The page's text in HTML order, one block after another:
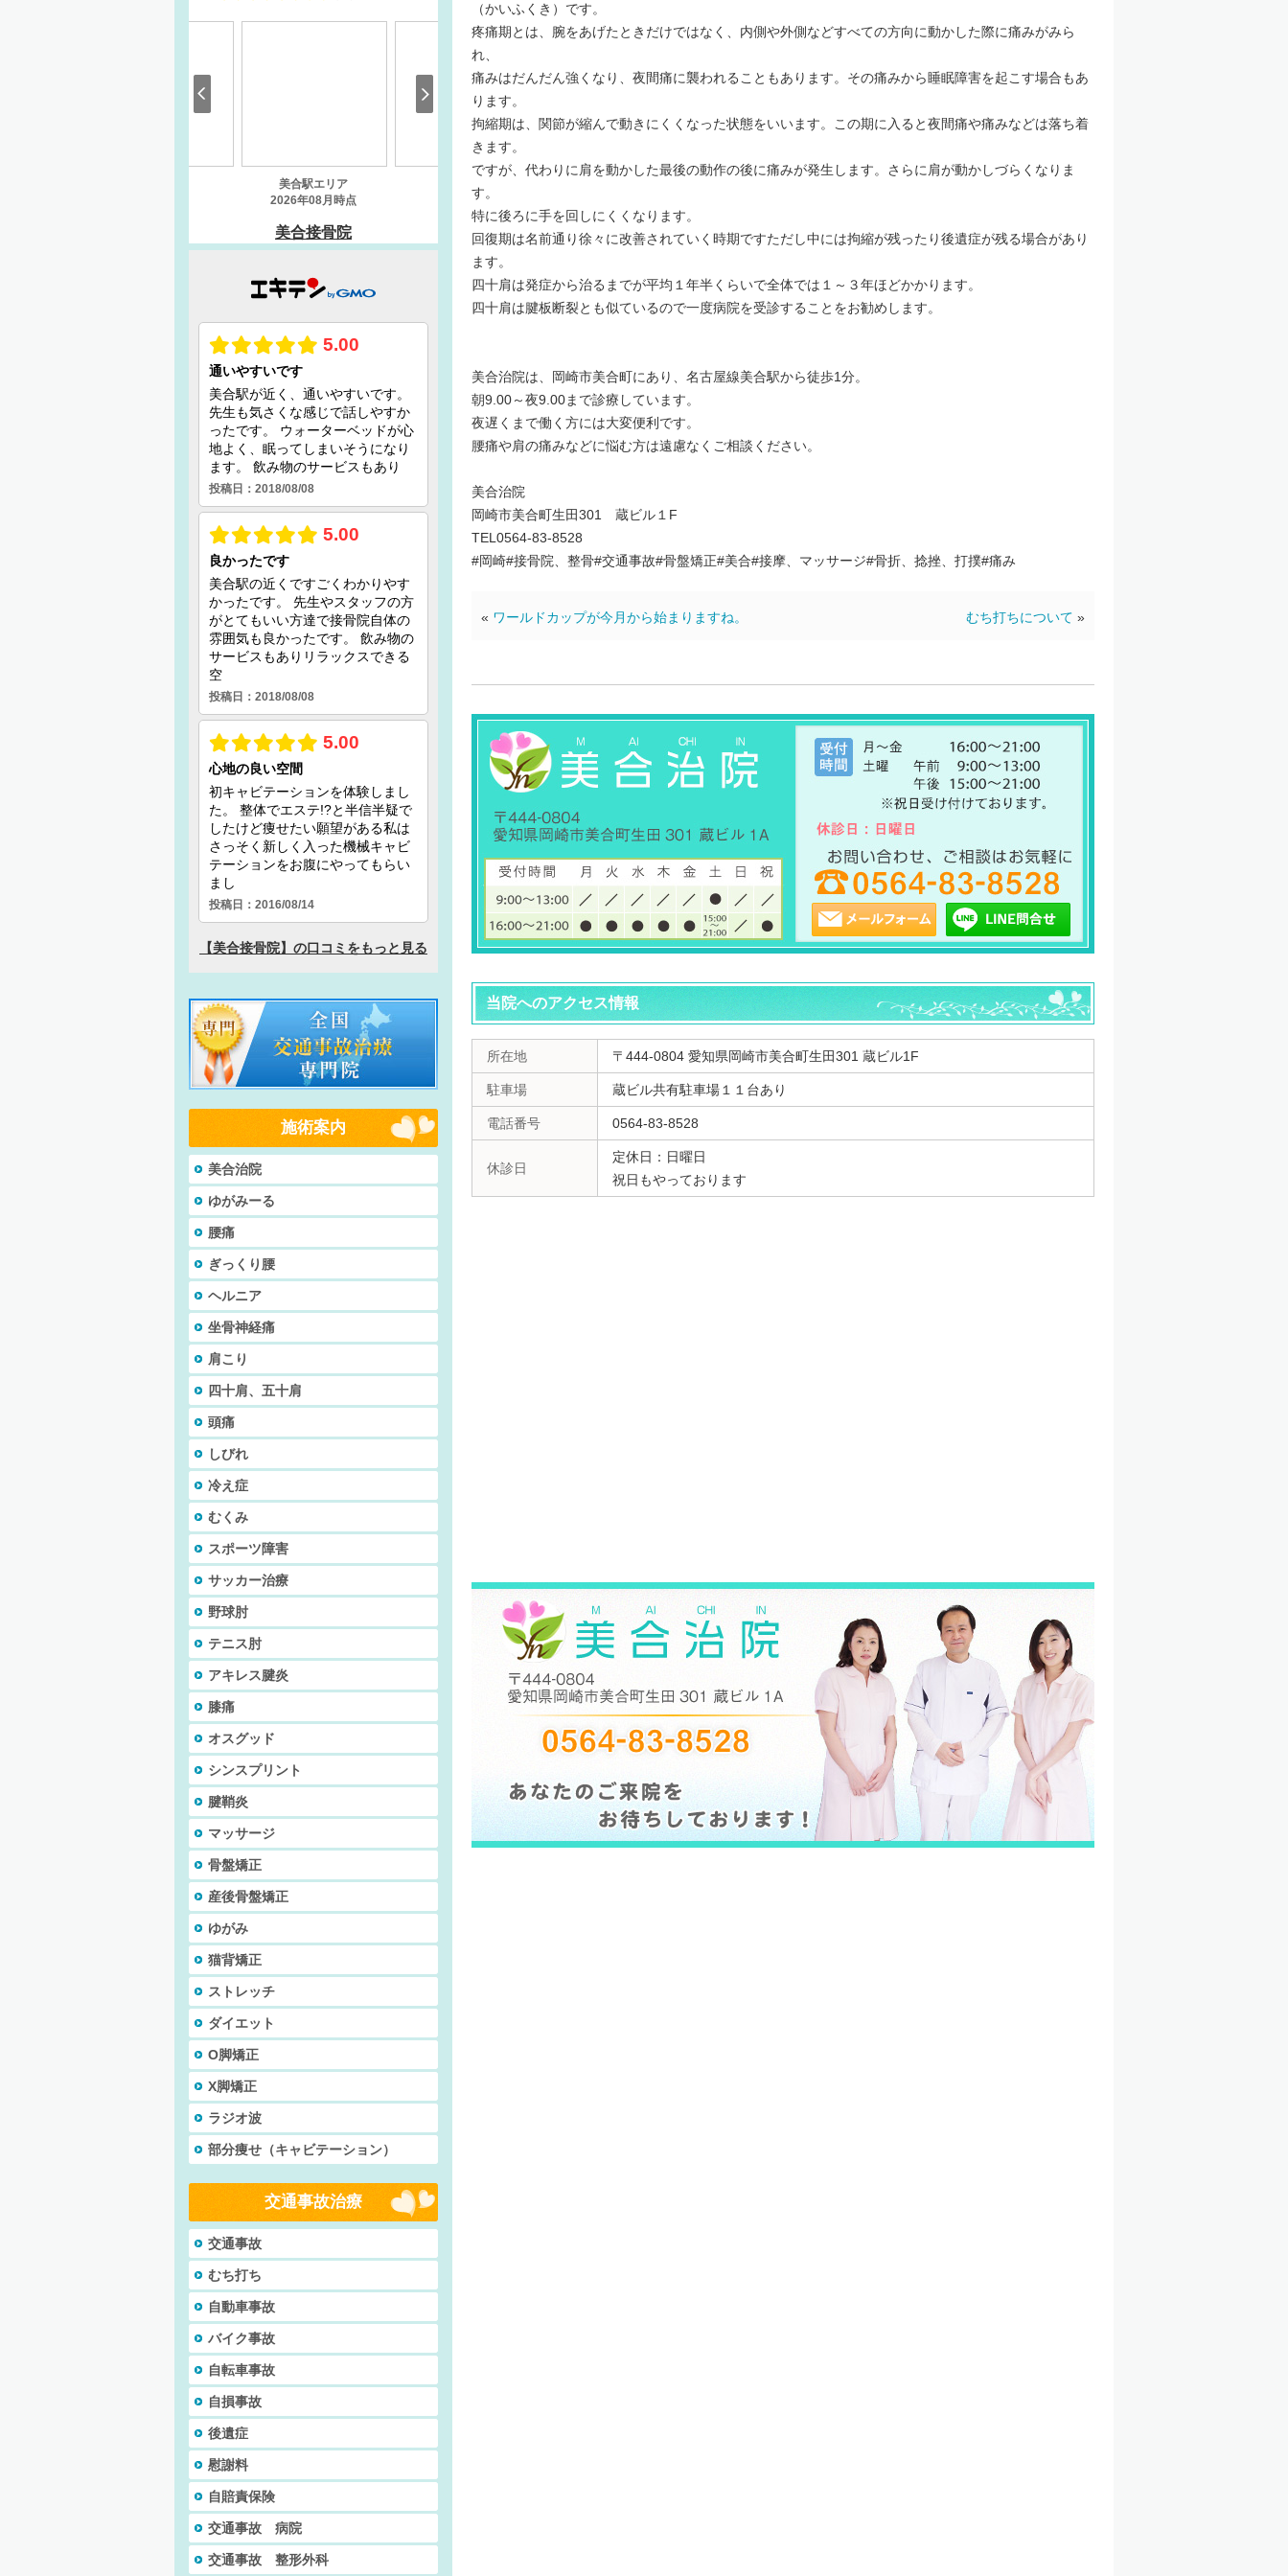
（かいふくき）です。
疼痛期とは、腕をあげたときだけではなく、内側や外側などすべての方向に動かした際に痛みがみら
れ、
痛みはだんだん強くなり、夜間痛に襲われることもあります。その痛みから睡眠障害を起こす場合もあ
ります。
拘縮期は、関節が縮んで動きにくくなった状態をいいます。この期に入ると夜間痛や痛みなどは落ち着
きます。
ですが、代わりに肩を動かした最後の動作の後に痛みが発生します。さらに肩が動かしづらくなりま
す。
特に後ろに手を回しにくくなります。
回復期は名前通り徐々に改善されていく時期ですただし中には拘縮が残ったり後遺症が残る場合があり
ます。
四十肩は発症から治るまでが平均１年半くらいで全体では１～３年ほどかかります。
四十肩は腱板断裂とも似ているので一度病院を受診することをお勧めします。
美合治院は、岡崎市美合町にあり、名古屋線美合駅から徒歩1分。
朝9.00～夜9.00まで診療しています。
夜遅くまで働く方には大変便利です。
腰痛や肩の痛みなどに悩む方は遠慮なくご相談ください。
美合治院
岡崎市美合町生田301 蔵ビル１F
TEL0564-83-8528
#岡崎#接骨院、整骨#交通事故#骨盤矯正#美合#接摩、マッサージ#骨折、捻挫、打撲#痛み
むち打ちについて »
« ワールドカップが今月から始まりますね。
当院へのアクセス情報
所在地 〒444-0804 愛知県岡崎市美合町生田301 蔵ビル1F
駐車場 蔵ビル共有駐車場１１台あり
電話番号 0564-83-8528
休診日
定休日：日曜日
祝日もやっております
施術案内
美合治院
ゆがみーる
腰痛
ぎっくり腰
ヘルニア
坐骨神経痛
肩こり
四十肩、五十肩
頭痛
しびれ
冷え症
むくみ
スポーツ障害
サッカー治療
野球肘
テニス肘
アキレス腱炎
膝痛
オスグッド
シンスプリント
腱鞘炎
マッサージ
骨盤矯正
産後骨盤矯正
ゆがみ
猫背矯正
ストレッチ
ダイエット
O脚矯正
X脚矯正
ラジオ波
部分痩せ（キャビテーション）
交通事故治療
交通事故
むち打ち
自動車事故
バイク事故
自転車事故
自損事故
後遺症
慰謝料
自賠責保険
交通事故 病院
交通事故 整形外科